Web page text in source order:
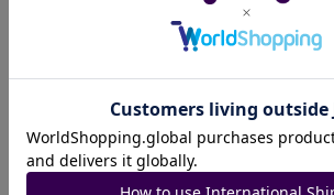
状態の記載を一部省略させていた
ご理解の上ご購入ください。
留、ネコポス、宅急便のいずれか
本的に発送方法の指定は対応して
発送目安は5〜7日になっておりま
合上、発送目安より早く発送させ
がございます。
全ての発送方法において、折れ・